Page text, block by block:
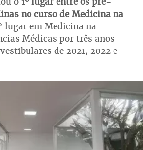
no curso de Medicina na
lugar em Medicina na
Médicas por três anos
de 2021, 2022 e